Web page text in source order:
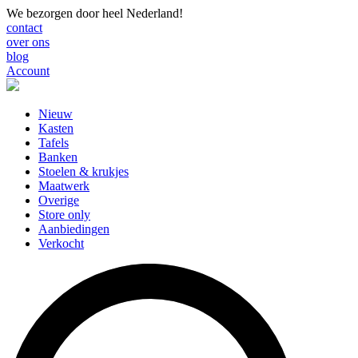
We bezorgen door heel Nederland!
contact
over ons
blog
Account
Nieuw
Kasten
Tafels
Banken
Stoelen & krukjes
Maatwerk
Overige
Store only
Aanbiedingen
Verkocht